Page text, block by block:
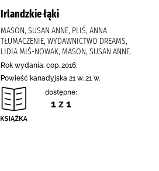
Irlandzkie łąki
MASON, SUSAN ANNE, PLIŚ, ANNA
TŁUMACZENIE, WYDAWNICTWO DREAMS,
LIDIA MIŚ-NOWAK, MASON, SUSAN ANNE.
Rok wydania: cop. 2016.
Powieść kanadyjska 21 w. 21 w.
dostępne:
1 z 1